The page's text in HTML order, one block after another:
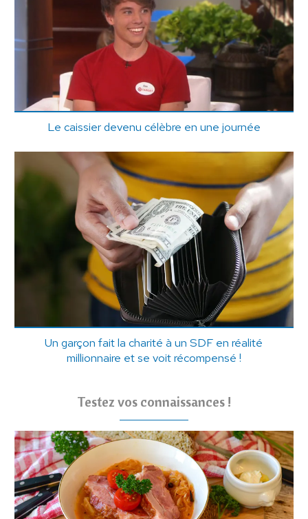
Le caissier devenu célèbre en une journée
Un garçon fait la charité à un SDF en réalité
millionnaire et se voit récompensé !
Testez vos connaissances !